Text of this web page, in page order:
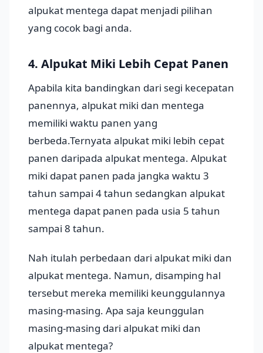
alpukat mentega dapat menjadi pilihan
yang cocok bagi anda.
4. Alpukat Miki Lebih Cepat Panen
Apabila kita bandingkan dari segi kecepatan
panennya, alpukat miki dan mentega
memiliki waktu panen yang
berbeda.Ternyata alpukat miki lebih cepat
panen daripada alpukat mentega. Alpukat
miki dapat panen pada jangka waktu 3
tahun sampai 4 tahun sedangkan alpukat
mentega dapat panen pada usia 5 tahun
sampai 8 tahun.
Nah itulah perbedaan dari alpukat miki dan
alpukat mentega. Namun, disamping hal
tersebut mereka memiliki keunggulannya
masing-masing. Apa saja keunggulan
masing-masing dari alpukat miki dan
alpukat mentega?